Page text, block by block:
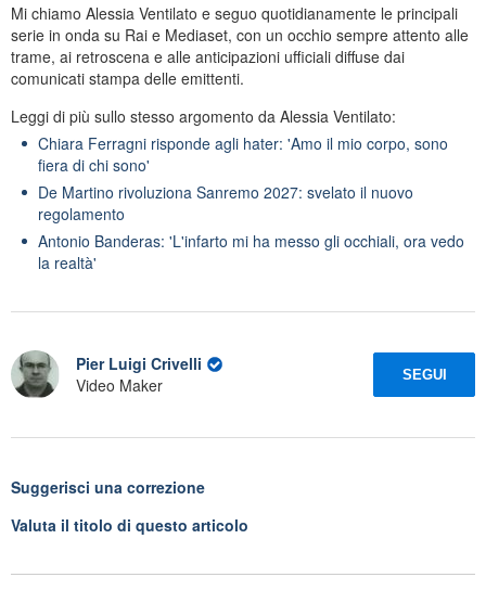
Mi chiamo Alessia Ventilato e seguo quotidianamente le principali
serie in onda su Rai e Mediaset, con un occhio sempre attento alle
trame, ai retroscena e alle anticipazioni ufficiali diffuse dai
comunicati stampa delle emittenti.
Leggi di più sullo stesso argomento da Alessia Ventilato:
Chiara Ferragni risponde agli hater: 'Amo il mio corpo, sono
fiera di chi sono'
De Martino rivoluziona Sanremo 2027: svelato il nuovo
regolamento
Antonio Banderas: 'L'infarto mi ha messo gli occhiali, ora vedo
la realtà'
Pier Luigi Crivelli
Video Maker
SEGUI
Suggerisci una correzione
Valuta il titolo di questo articolo